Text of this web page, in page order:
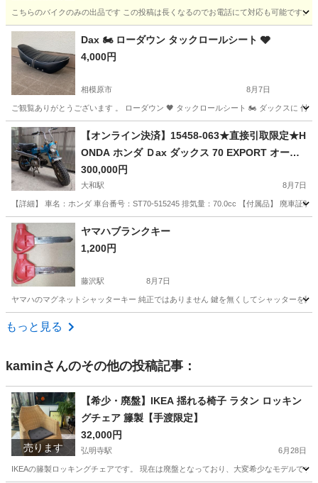
こちらのバイクのみの出品です この投稿は長くなるのでお電話にて対応も可能です
神奈川 相模原市 バイク
Dax 🏍️ ローダウン タックロールシート 🩶
4,000円
相模原市 8月7日
ご観覧ありがとうございます 。 ローダウン 🖤 タックロールシート 🏍️ ダックスに 付
神奈川 相模原市 その他 タックロールシート
【オンライン決済】15458-063★直接引取限定★H
ONDA ホンダ Ｄax ダックス 70 EXPORT オート
バイ 70㏄ ST70-515245 廃車済 ジャンク★
300,000円
大和駅 8月7日
【詳細】 車名：ホンダ 車台番号：ST70-515245 排気量：70.0cc 【付属品】 廃車証
神奈川 大和市 大和駅 ホンダ
ヤマハブランクキー
1,200円
藤沢駅 8月7日
ヤマハのマグネットシャッターキー 純正ではありません 鍵を無くしてシャッターを
神奈川 藤沢市
もっと見る
kaminさんのその他の投稿記事：
売ります
【希少・廃盤】IKEA 揺れる椅子 ラタン ロッキン
グチェア 籐製【手渡限定】
32,000円
弘明寺駅 6月28日
IKEAの籐製ロッキングチェアです。 現在は廃盤となっており、大変希少なモデルで